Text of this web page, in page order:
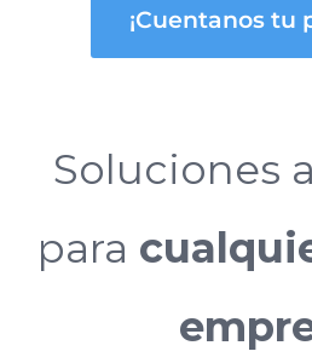
¡Cuentanos tu
Soluciones
para